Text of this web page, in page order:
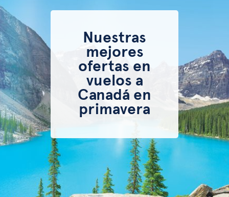
Nuestras
mejores
ofertas en
vuelos a
Canadá en
primavera